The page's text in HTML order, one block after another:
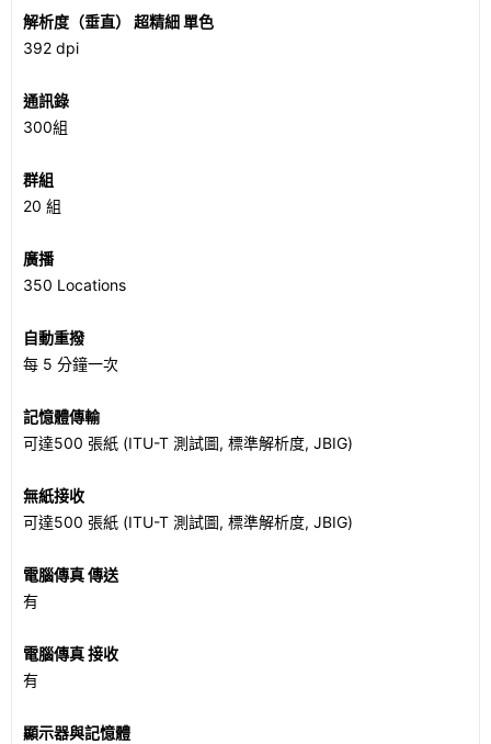
解析度（垂直） 超精細 單色
392 dpi
通訊錄
300組
群組
20 組
廣播
350 Locations
自動重撥
每 5 分鐘一次
記憶體傳輸
可達500 張紙 (ITU-T 測試圖, 標準解析度, JBIG)
無紙接收
可達500 張紙 (ITU-T 測試圖, 標準解析度, JBIG)
電腦傳真 傳送
有
電腦傳真 接收
有
顯示器與記憶體